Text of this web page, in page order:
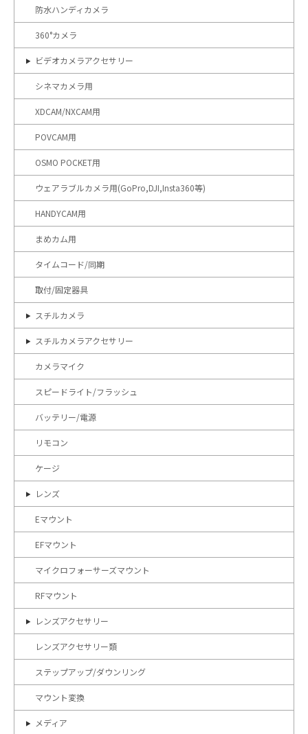
防水ハンディカメラ
360°カメラ
ビデオカメラアクセサリー
シネマカメラ用
XDCAM/NXCAM用
POVCAM用
OSMO POCKET用
ウェアラブルカメラ用(GoPro,DJI,Insta360等)
HANDYCAM用
まめカム用
タイムコード/同期
取付/固定器具
スチルカメラ
スチルカメラアクセサリー
カメラマイク
スピードライト/フラッシュ
バッテリー/電源
リモコン
ケージ
レンズ
Eマウント
EFマウント
マイクロフォーサーズマウント
RFマウント
レンズアクセサリー
レンズアクセサリー類
ステップアップ/ダウンリング
マウント変換
メディア